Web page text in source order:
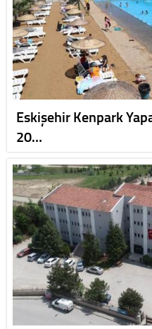
Eskişehir Kenpark
20…